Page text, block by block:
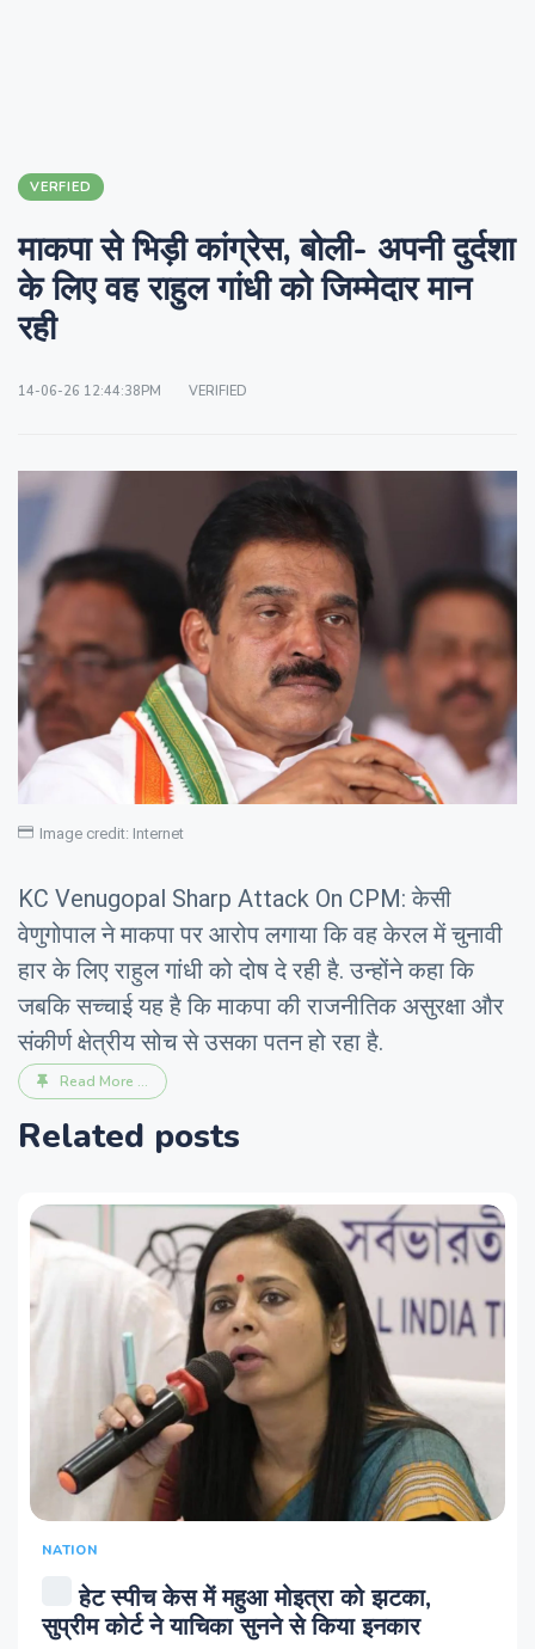
VERFIED
माकपा से भिड़ी कांग्रेस, बोली- अपनी दुर्दशा
के लिए वह राहुल गांधी को जिम्मेदार मान
रही
14-06-26 12:44:38PM VERIFIED
Image credit: Internet
KC Venugopal Sharp Attack On CPM: केसी
वेणुगोपाल ने माकपा पर आरोप लगाया कि वह केरल में चुनावी
हार के लिए राहुल गांधी को दोष दे रही है. उन्होंने कहा कि
जबकि सच्चाई यह है कि माकपा की राजनीतिक असुरक्षा और
संकीर्ण क्षेत्रीय सोच से उसका पतन हो रहा है.
Read More ...
Related posts
NATION
हेट स्पीच केस में महुआ मोइत्रा को झटका,
सुप्रीम कोर्ट ने याचिका सुनने से किया इनकार